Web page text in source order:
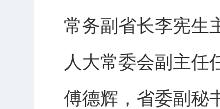
常务副省长李宪生
人大常委会副主任
傅德辉，省委副秘